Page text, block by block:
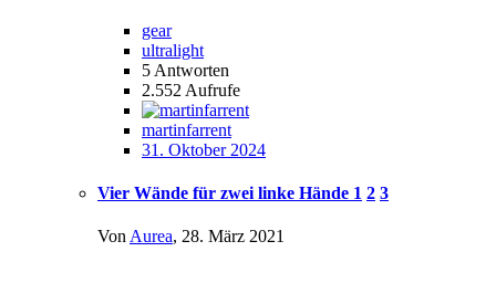
gear
ultralight
5 Antworten
2.552 Aufrufe
martinfarrent
31. Oktober 2024
Vier Wände für zwei linke Hände 1 2 3
Von Aurea, 28. März 2021